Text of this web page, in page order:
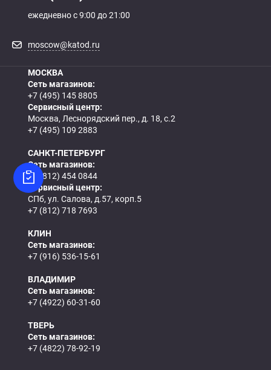
ежедневно с 9:00 до 21:00
moscow@katod.ru
МОСКВА
Сеть магазинов:
+7 (495) 145 8805
Сервисный центр:
Москва, Леснорядский пер., д. 18, с.2
+7 (495) 109 2883
САНКТ-ПЕТЕРБУРГ
Сеть магазинов:
+7 (812) 454 0844
Сервисный центр:
СПб, ул. Салова, д.57, корп.5
+7 (812) 718 7693
КЛИН
Сеть магазинов:
+7 (916) 536-15-61
ВЛАДИМИР
Сеть магазинов:
+7 (4922) 60-31-60
ТВЕРЬ
Сеть магазинов:
+7 (4822) 78-92-19